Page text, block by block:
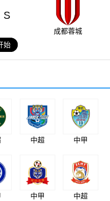
S
成都蓉城
始
中超 中甲
中甲 中超